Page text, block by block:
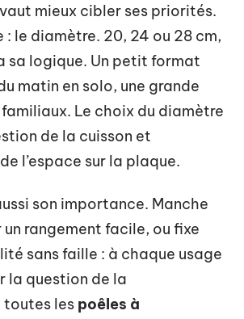
mieux cibler ses priorités.
: le diamètre. 20, 24 ou 28 cm,
sa logique. Un petit format
matin en solo, une grande
Le choix du diamètre
de la cuisson et
l’espace sur la plaque.
son importance. Manche
rangement facile, ou fixe
sans faille : à chaque usage
la question de la
les poêles à